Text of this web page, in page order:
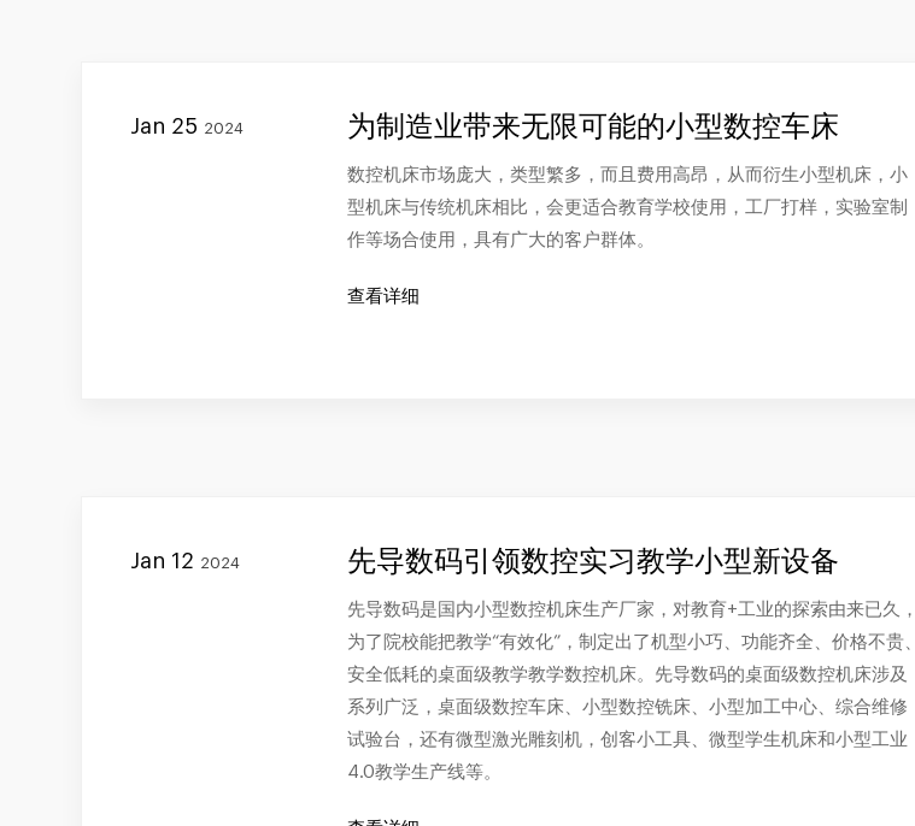
Jan 25 2024 为制造业带来无限可能的小型数控车床
数控机床市场庞大，类型繁多，而且费用高昂，从而衍生小型机床，小
型机床与传统机床相比，会更适合教育学校使用，工厂打样，实验室制
作等场合使用，具有广大的客户群体。
查看详细
Jan 12 2024 先导数码引领数控实习教学小型新设备
先导数码是国内小型数控机床生产厂家，对教育+工业的探索由来已久，
为了院校能把教学“有效化”，制定出了机型小巧、功能齐全、价格不贵、
安全低耗的桌面级教学教学数控机床。先导数码的桌面级数控机床涉及
系列广泛，桌面级数控车床、小型数控铣床、小型加工中心、综合维修
试验台，还有微型激光雕刻机，创客小工具、微型学生机床和小型工业
4.0教学生产线等。